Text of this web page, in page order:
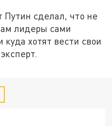
Путин сделал, что не
лидеры сами
куда хотят вести свои
эксперт.